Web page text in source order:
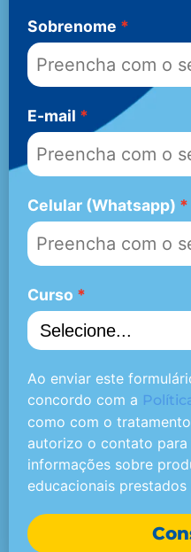
Sobrenome
E-mail
Celular (Whatsapp)
Curso
Ao enviar este
concordo com a
como com o
autorizo o contato
informações sobre
educacionais